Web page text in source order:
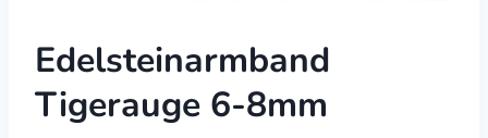
Edelsteinarmband
Tigerauge 6-8mm